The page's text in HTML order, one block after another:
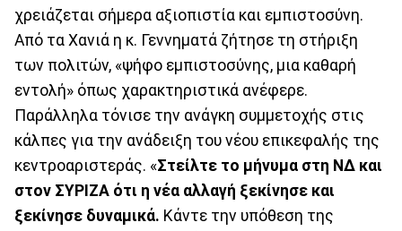
χρειάζεται σήμερα αξιοπιστία και εμπιστοσύνη.
Από τα Χανιά η κ. Γεννηματά ζήτησε τη στήριξη
των πολιτών, «ψήφο εμπιστοσύνης, μια καθαρή
εντολή» όπως χαρακτηριστικά ανέφερε.
Παράλληλα τόνισε την ανάγκη συμμετοχής στις
κάλπες για την ανάδειξη του νέου επικεφαλής της
κεντροαριστεράς. «Στείλτε το μήνυμα στη ΝΔ και
στον ΣΥΡΙΖΑ ότι η νέα αλλαγή ξεκίνησε και
ξεκίνησε δυναμικά. Κάντε την υπόθεση της